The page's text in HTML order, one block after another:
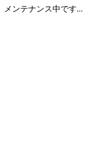
メンテナンス中です...